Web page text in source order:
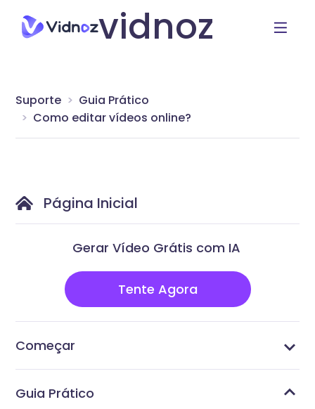
vidnoz
Suporte
Guia Prático
Como editar vídeos online?
Página Inicial
Gerar Vídeo Grátis com IA
Tente Agora
Começar
Guia Prático